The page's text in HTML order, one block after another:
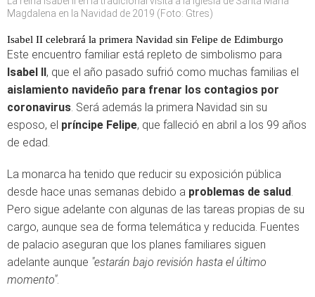
Magdalena en la Navidad de 2019 (Foto: Gtres)
Isabel II celebrará la primera Navidad sin Felipe de Edimburgo
Este encuentro familiar está repleto de simbolismo para
Isabel II, que el año pasado sufrió como muchas familias el
aislamiento navideño para frenar los contagios por
coronavirus. Será además la primera Navidad sin su
esposo, el príncipe Felipe, que falleció en abril a los 99 años
de edad.
La monarca ha tenido que reducir su exposición pública
desde hace unas semanas debido a problemas de salud.
Pero sigue adelante con algunas de las tareas propias de su
cargo, aunque sea de forma telemática y reducida. Fuentes
de palacio aseguran que los planes familiares siguen
adelante aunque "estarán bajo revisión hasta el último
momento".